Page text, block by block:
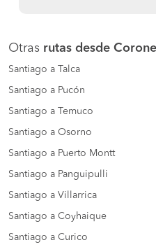
Otras rutas desde Coronel
Santiago a Talca
Santiago a Pucón
Santiago a Temuco
Santiago a Osorno
Santiago a Puerto Montt
Santiago a Panguipulli
Santiago a Villarrica
Santiago a Coyhaique
Santiago a Curico